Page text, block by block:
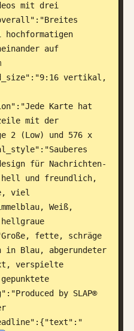
mit drei
auf
vertikal,
Karte hat
mit der
2 (Low) und 576 x
für Nachrichten-
hell und freundlich,
viel
Weiß,
fette, schräge
in Blau, abgerundeter
verspielte
by SLAP®